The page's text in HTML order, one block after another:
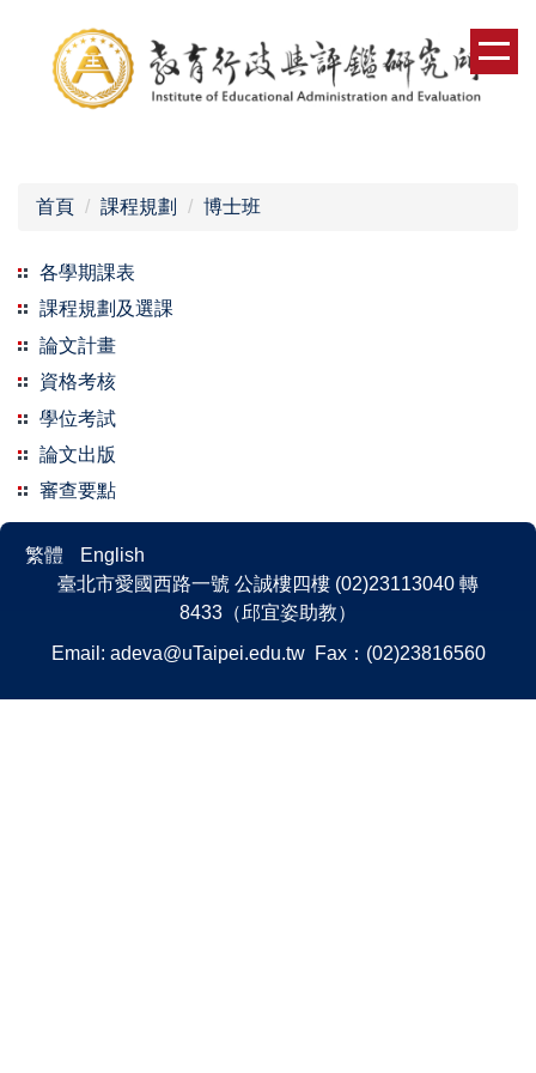
首頁 課程規劃 博士班
各學期課表
課程規劃及選課
論文計畫
資格考核
學位考試
論文出版
審查要點
繁體
English
臺北市愛國西路一號 公誠樓四樓 (02)23113040 轉
8433（邱宜姿助教）
Email: adeva@uTaipei.edu.twFax：(02)23816560